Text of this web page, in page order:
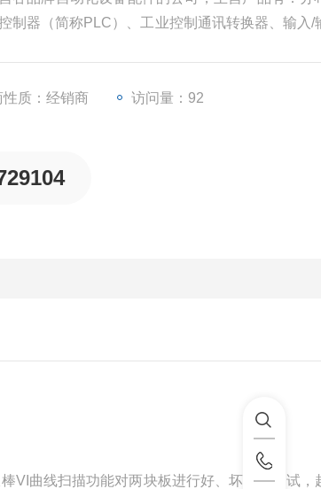
制器（简称PLC）、工业控制通讯转换器、输入/
性质：经销商 访问量：92
VI曲线扫描功能对两块板进行好、坏对比测试，